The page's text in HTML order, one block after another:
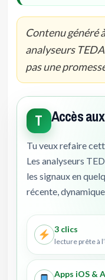
Contenu généré
analyseurs
pas une
T Accès
Tu veux refaire
Les analyseurs
les signaux en
récente,
3 clics
lecture prête à
Apps iOS &